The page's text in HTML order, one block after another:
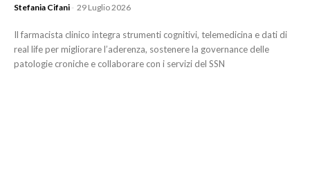
Stefania Cifani - 29 Luglio 2026
Il farmacista clinico integra strumenti cognitivi, telemedicina e dati di
real life per migliorare l’aderenza, sostenere la governance delle
patologie croniche e collaborare con i servizi del SSN